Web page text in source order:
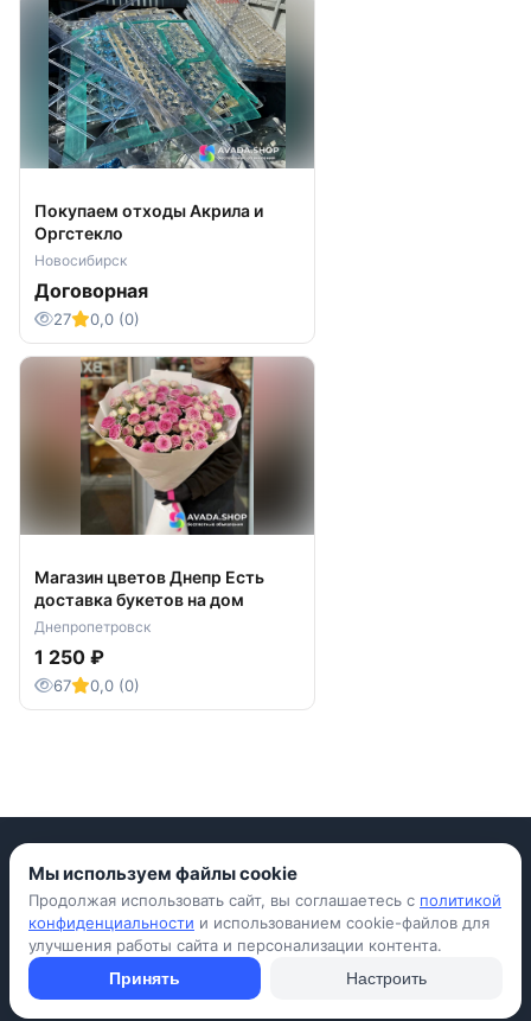
Покупаем отходы Акрила и
Оргстекло
Новосибирск
Договорная
27 0,0 (0)
Магазин цветов Днепр Есть
доставка букетов на дом
Днепропетровск
1 250 ₽
67 0,0 (0)
Приложение для iPhone
© Avada Shop, 2026
Конфиденциальность
Подать объявление бесплатно
ОбъявленияВопросы и ответы
Мы используем файлы cookie
Продолжая использовать сайт, вы соглашаетесь с политикой
конфиденциальности и использованием cookie-файлов для
улучшения работы сайта и персонализации контента.
Принять
Настроить